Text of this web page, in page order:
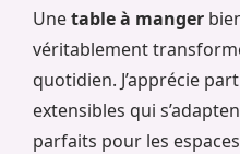
Unetable à manger
véritablement
quotidien. J’apprécie
extensibles qui
parfaits pour les